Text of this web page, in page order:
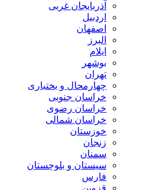
آذربایجان غربی
اردبیل
اصفهان
البرز
ایلام
بوشهر
تهران
چهارمحال و بختیاری
خراسان جنوبی
خراسان رضوی
خراسان شمالی
خوزستان
زنجان
سمنان
سیستان و بلوچستان
فارس
قزوین